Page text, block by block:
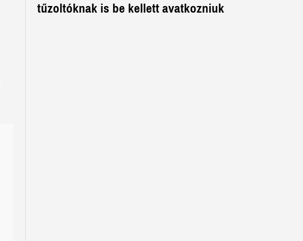
tűzoltóknak is be kellett avatkozniuk